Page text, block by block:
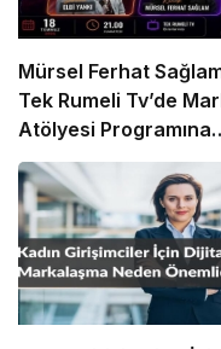
Mürsel Ferhat
Tek Rumeli Tv’de
Atölyesi Programına
Konuk Oldu